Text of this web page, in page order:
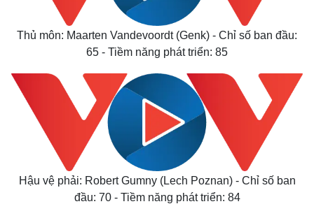
Thủ môn: Maarten Vandevoordt (Genk) - Chỉ số ban đầu:
65 - Tiềm năng phát triển: 85
Hậu vệ phải: Robert Gumny (Lech Poznan) - Chỉ số ban
đầu: 70 - Tiềm năng phát triển: 84